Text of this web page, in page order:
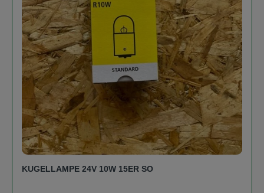
KUGELLAMPE 24V 10W 15ER SO